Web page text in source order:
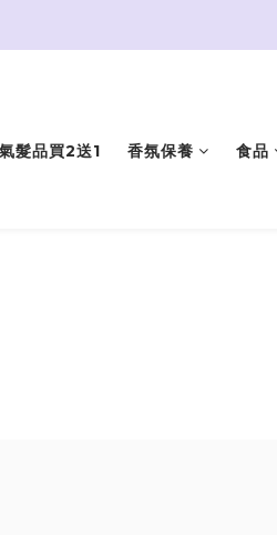
髮品買2送1 香氛保養 食品